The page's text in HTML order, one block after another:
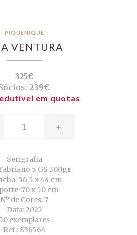
PIQUENIQUE
VENTURA
325€
239€
em quotas
+
Serigrafia
5 GS 300gr
56,5 x 44 cm
70 x 50 cm
Nº de Cores: 7
Data: 2022
exemplares
Ref.: S36564